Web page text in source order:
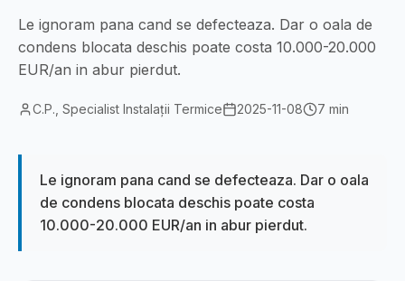
Le ignoram pana cand se defecteaza. Dar o oala de
condens blocata deschis poate costa 10.000-20.000
EUR/an in abur pierdut.
C.P., Specialist Instalații Termice 2025-11-08 7 min
Le ignoram pana cand se defecteaza. Dar o oala
de condens blocata deschis poate costa
10.000-20.000 EUR/an in abur pierdut.